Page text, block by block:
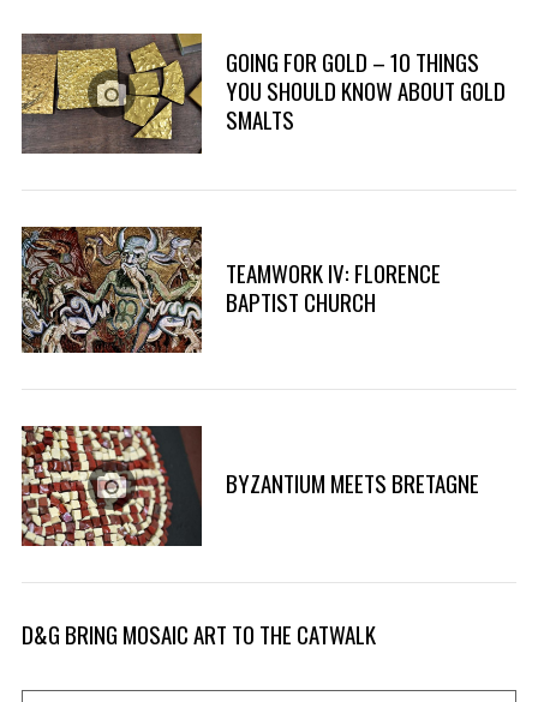
GOING FOR GOLD – 10 THINGS
YOU SHOULD KNOW ABOUT GOLD
SMALTS
TEAMWORK IV: FLORENCE
BAPTIST CHURCH
BYZANTIUM MEETS BRETAGNE
D&G BRING MOSAIC ART TO THE CATWALK